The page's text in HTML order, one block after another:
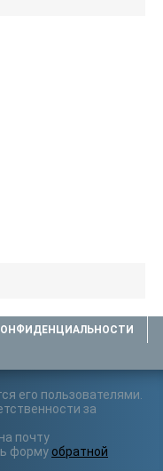
его пользователями.
за
почту
форму обратной